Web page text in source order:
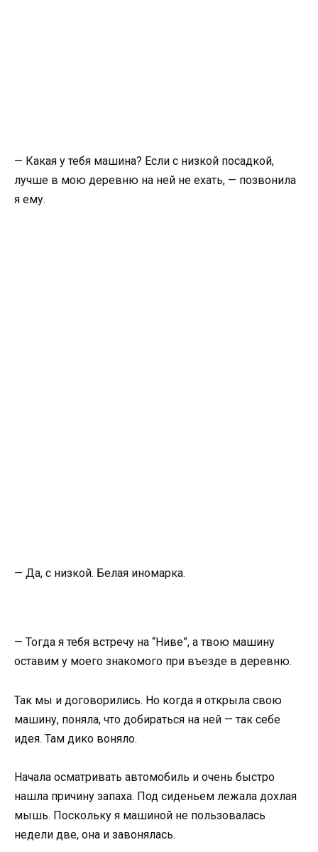
— Какая у тебя машина? Если с низкой посадкой,
лучше в мою деревню на ней не ехать, — позвонила
я ему.
— Да, с низкой. Белая иномарка.
— Тогда я тебя встречу на “Ниве”, а твою машину
оставим у моего знакомого при въезде в деревню.
Так мы и договорились. Но когда я открыла свою
машину, поняла, что добираться на ней — так себе
идея. Там дико воняло.
Начала осматривать автомобиль и очень быстро
нашла причину запаха. Под сиденьем лежала дохлая
мышь. Поскольку я машиной не пользовалась
недели две, она и завонялась.